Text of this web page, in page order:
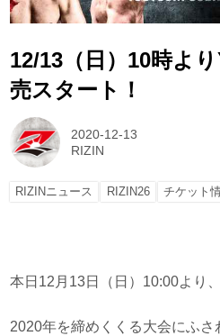
12/13（日）10時よ
売スタート！
2020-12-13
RIZIN
RIZINニュース RIZIN26 チケット
本日12月13日（日）10:00より
2020年を締めくくる大会にふさ